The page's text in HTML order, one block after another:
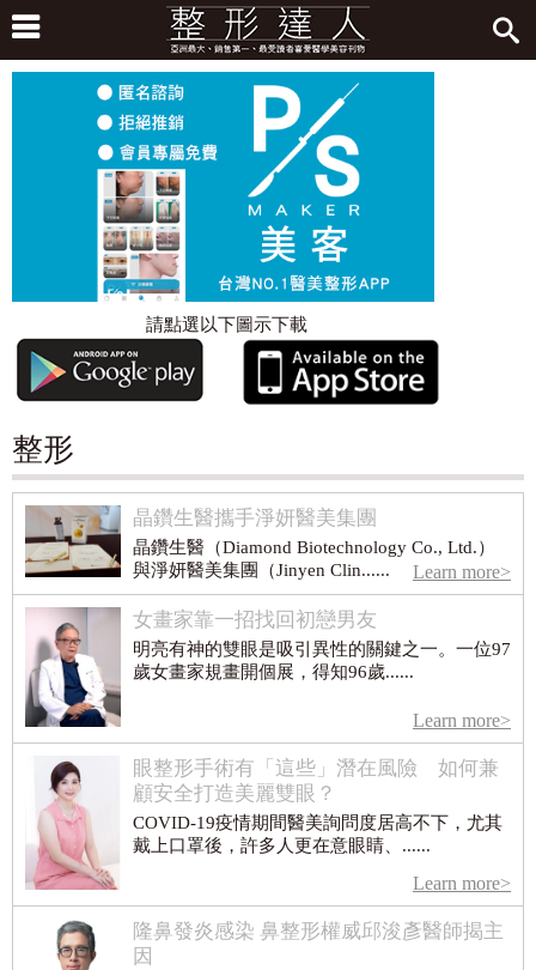
請點選以下圖示下載
整形
晶鑽生醫攜手淨妍醫美集團
晶鑽生醫（Diamond Biotechnology Co., Ltd.）
與淨妍醫美集團（Jinyen Clin......
Learn more>
女畫家靠一招找回初戀男友
明亮有神的雙眼是吸引異性的關鍵之一。一位97
歲女畫家規畫開個展，得知96歲......
Learn more>
眼整形手術有「這些」潛在風險 如何兼
顧安全打造美麗雙眼？
COVID-19疫情期間醫美詢問度居高不下，尤其
戴上口罩後，許多人更在意眼睛、......
Learn more>
隆鼻發炎感染 鼻整形權威邱浚彥醫師揭主
因